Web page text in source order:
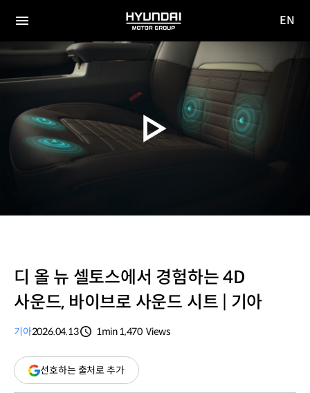
전체
메뉴
HYUNDAI
MOTOR
GROUP
이동
EN
디 올 뉴 셀토스에서 경험하는 4D
사운드, 바이브로 사운드 시트 | 기아
기아2026.04.13
1min1,470 Views
선호하는 출처로 추가(새
창